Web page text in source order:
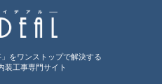
をワンストップで解決する
装工事専門サイト